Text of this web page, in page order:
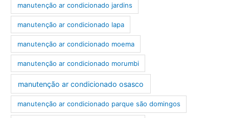
manutenção ar condicionado jardins
manutenção ar condicionado lapa
manutenção ar condicionado moema
manutenção ar condicionado morumbi
manutenção ar condicionado osasco
manutenção ar condicionado parque são domingos